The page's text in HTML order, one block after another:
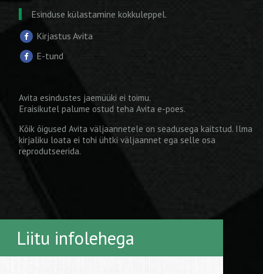
Esinduse külastamine kokkuleppel.
Kirjastus Avita
E-tund
Avita esindustes jaemüüki ei toimu.
Eraisikutel palume ostud teha Avita e-poes.
Kõik õigused Avita väljaannetele on seadusega kaitstud. Ilma
kirjaliku loata ei tohi ühtki väljaannet ega selle osa
reprodutseerida.
Liitu infolehega